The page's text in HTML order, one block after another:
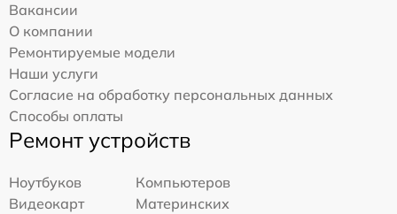
Вакансии
О компании
Ремонтируемые модели
Наши услуги
Согласие на обработку персональных данных
Способы оплаты
Ремонт устройств
Ноутбуков
Компьютеров
Видеокарт
Материнских